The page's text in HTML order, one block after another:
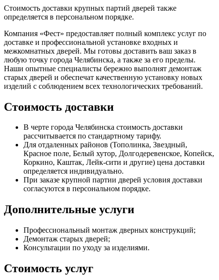
Стоимость доставки крупных партий дверей также
определяется в персональном порядке.
Компания «Фест» предоставляет полный комплекс услуг по
доставке и профессиональной установке входных и
межкомнатных дверей. Мы готовы доставить ваш заказ в
любую точку города Челябинска, а также за его пределы.
Наши опытные специалисты бережно выполнят демонтаж
старых дверей и обеспечат качественную установку новых
изделий с соблюдением всех технологических требований.
Стоимость доставки
В черте города Челябинска стоимость доставки
рассчитывается по стандартному тарифу.
Для отдаленных районов (Тополинка, Звездный,
Красное поле, Белый хутор, Долгодеревенское, Копейск,
Коркино, Каштак, Лейк-сити и другие) цена доставки
определяется индивидуально.
При заказе крупной партии дверей условия доставки
согласуются в персональном порядке.
Дополнительные услуги
Профессиональный монтаж дверных конструкций;
Демонтаж старых дверей;
Консультации по уходу за изделиями.
Стоимость услуг